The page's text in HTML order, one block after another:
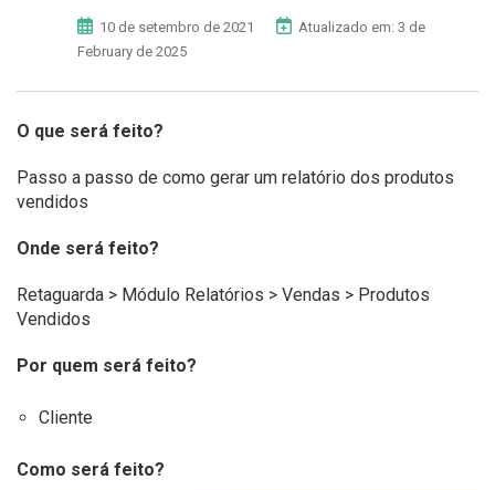
10 de setembro de 2021
Atualizado em: 3 de
February de 2025
O que será feito?
Passo a passo de como gerar um relatório dos produtos
vendidos
Onde será feito?
Retaguarda > Módulo Relatórios > Vendas > Produtos
Vendidos
Por quem será feito?
Cliente
Como será feito?